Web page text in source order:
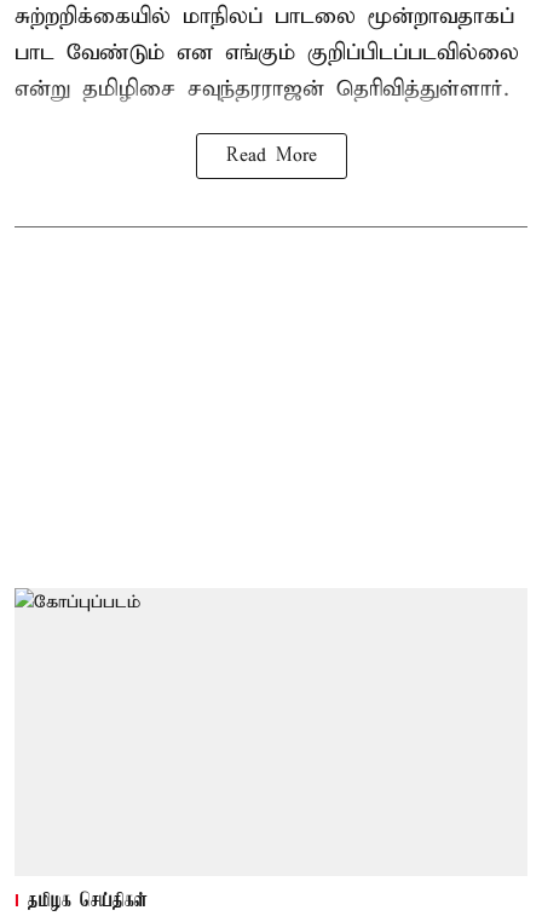
சுற்றறிக்கையில் மாநிலப் பாடலை மூன்றாவதாகப்
பாட வேண்டும் என எங்கும் குறிப்பிடப்படவில்லை
என்று தமிழிசை சவுந்தரராஜன் தெரிவித்துள்ளார்.
Read More
தமிழக செய்திகள்